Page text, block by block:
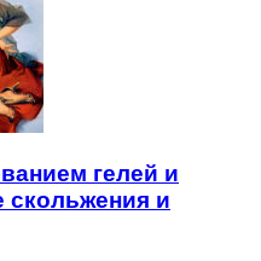
гелей и
скольжения и